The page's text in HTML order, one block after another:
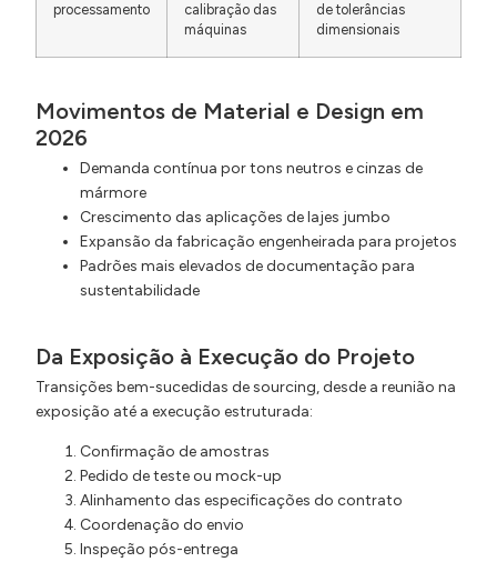
processamento
calibração das
máquinas
de tolerâncias
dimensionais
Movimentos de Material e Design em
2026
Demanda contínua por tons neutros e cinzas de
mármore
Crescimento das aplicações de lajes jumbo
Expansão da fabricação engenheirada para projetos
Padrões mais elevados de documentação para
sustentabilidade
Da Exposição à Execução do Projeto
Transições bem-sucedidas de sourcing, desde a reunião na
exposição até a execução estruturada:
Confirmação de amostras
Pedido de teste ou mock-up
Alinhamento das especificações do contrato
Coordenação do envio
Inspeção pós-entrega